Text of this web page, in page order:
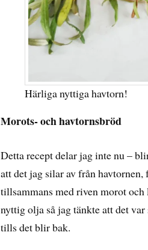
Härliga nyttiga havtorn!
Morots- och havtornsbröd
Detta recept delar jag inte nu –
att det jag silar av från
tillsammans med riven morot
nyttig olja så jag tänkte att det
tills det blir bak.